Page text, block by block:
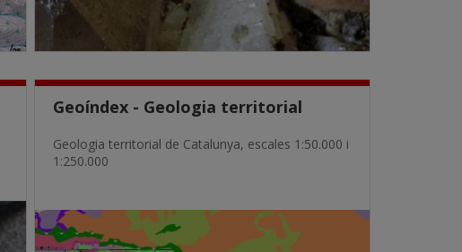
Geoíndex - Geologia territorial
Geologia territorial de Catalunya, escales 1:50.000 i
1:250.000